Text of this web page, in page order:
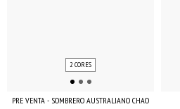
2 CORES
PRE VENTA - SOMBRERO AUSTRALIANO CHAO